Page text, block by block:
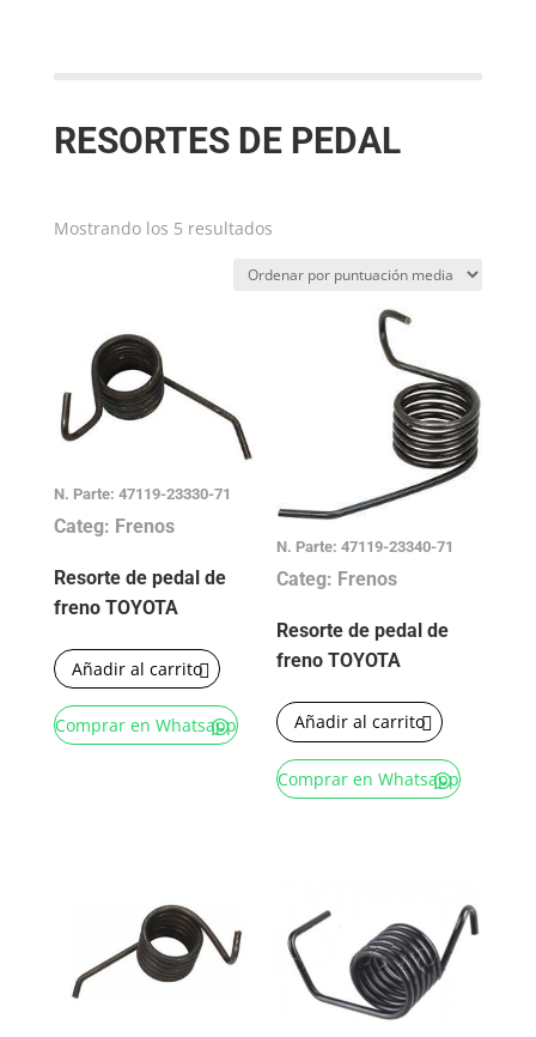
RESORTES DE PEDAL
Mostrando los 5 resultadosOrdenado
puntuación
N. Parte: 47119-23330-71
Categ: Frenos
Resorte de pedal de
freno TOYOTA
Añadir al carrito
Comprar en Whatsapp
N. Parte: 47119-23340-71
Categ: Frenos
Resorte de pedal de
freno TOYOTA
Añadir al carrito
Comprar en Whatsapp